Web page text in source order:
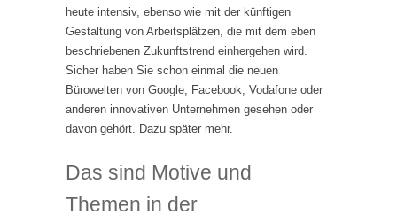
heute intensiv, ebenso wie mit der künftigen
Gestaltung von Arbeitsplätzen, die mit dem eben
beschriebenen Zukunftstrend einhergehen wird.
Sicher haben Sie schon einmal die neuen
Bürowelten von Google, Facebook, Vodafone oder
anderen innovativen Unternehmen gesehen oder
davon gehört. Dazu später mehr.
Das sind Motive und
Themen in der